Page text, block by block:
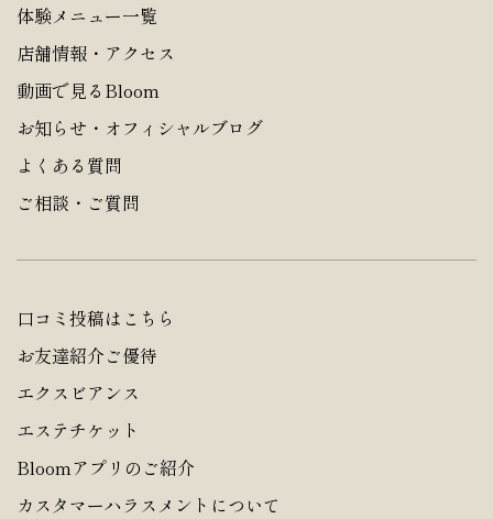
体験メニュー一覧
店舗情報・アクセス
動画で見るBloom
お知らせ・オフィシャルブログ
よくある質問
ご相談・ご質問
口コミ投稿はこちら
お友達紹介ご優待
エクスビアンス
エステチケット
Bloomアプリのご紹介
カスタマーハラスメントについて